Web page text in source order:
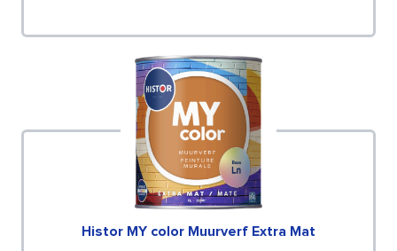
Histor MY color Muurverf Extra Mat